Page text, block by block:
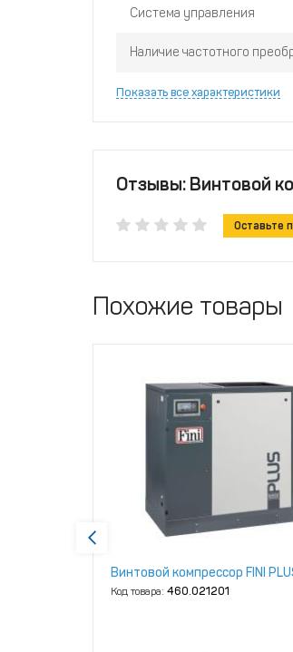
Система управления
Наличие частотного
Показать все характеристики
Отзывы: Винтовой
Оставьте
Похожие товары
Винтовой компрессор FINI
Код товара: 460.021201